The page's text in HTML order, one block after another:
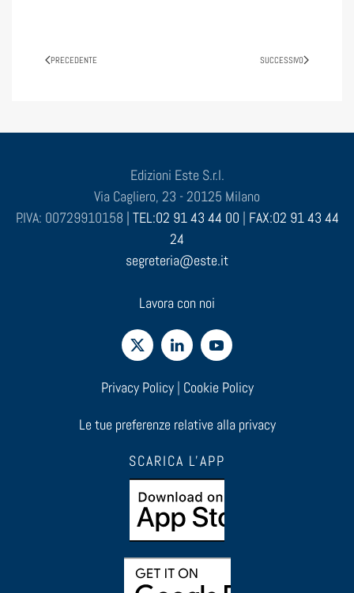
PRECEDENTE SUCCESSIVO
Edizioni Este S.r.l.
Via Cagliero, 23 - 20125 Milano
P.IVA: 00729910158 | TEL:02 91 43 44 00 | FAX:02 91 43 44
24
segreteria@este.it
Lavora con noi
Privacy Policy| Cookie Policy
Le tue preferenze relative alla privacy
SCARICA L'APP